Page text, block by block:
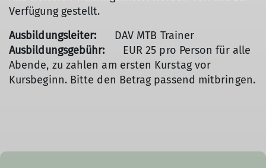
Verfügung gestellt.
Ausbildungsleiter: DAV MTB Trainer
Ausbildungsgebühr: EUR 25 pro Person für alle
Abende, zu zahlen am ersten Kurstag vor
Kursbeginn. Bitte den Betrag passend mitbringen.